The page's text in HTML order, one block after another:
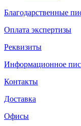
Благодарственные
Оплата экспертизы
Реквизиты
Информационное
Контакты
Доставка
Офисы